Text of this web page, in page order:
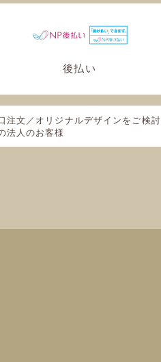
後払い
注文／オリジナルデザインをご検討
法人のお客様